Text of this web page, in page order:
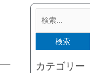
検
象:
カテゴリー